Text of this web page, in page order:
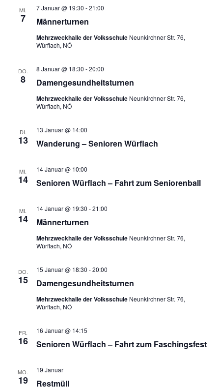
MI.
7 Männerturnen
7 Januar @ 19:30 -21:00
Mehrzweckhalle der Volksschule Neunkirchner Str. 76,
Würflach, NÖ
DO.
8 Damengesundheitsturnen
8 Januar @ 18:30 -20:00
Mehrzweckhalle der Volksschule Neunkirchner Str. 76,
Würflach, NÖ
DI.
13 Wanderung – Senioren Würflach
13 Januar @ 14:00
MI.
14 Senioren Würflach – Fahrt zum Seniorenball
14 Januar @ 10:00
MI.
14 Männerturnen
14 Januar @ 19:30 -21:00
Mehrzweckhalle der Volksschule Neunkirchner Str. 76,
Würflach, NÖ
DO.
15 Damengesundheitsturnen
15 Januar @ 18:30 -20:00
Mehrzweckhalle der Volksschule Neunkirchner Str. 76,
Würflach, NÖ
FR.
16 Senioren Würflach – Fahrt zum Faschingsfest
16 Januar @ 14:15
MO.
19 Restmüll
19 Januar